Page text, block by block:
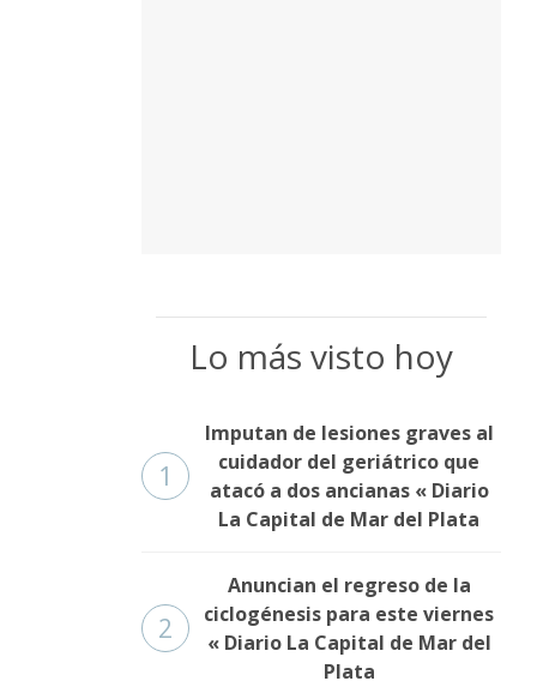
Lo más visto hoy
1
Imputan de lesiones graves al
cuidador del geriátrico que
atacó a dos ancianas « Diario
La Capital de Mar del Plata
2
Anuncian el regreso de la
ciclogénesis para este viernes
« Diario La Capital de Mar del
Plata